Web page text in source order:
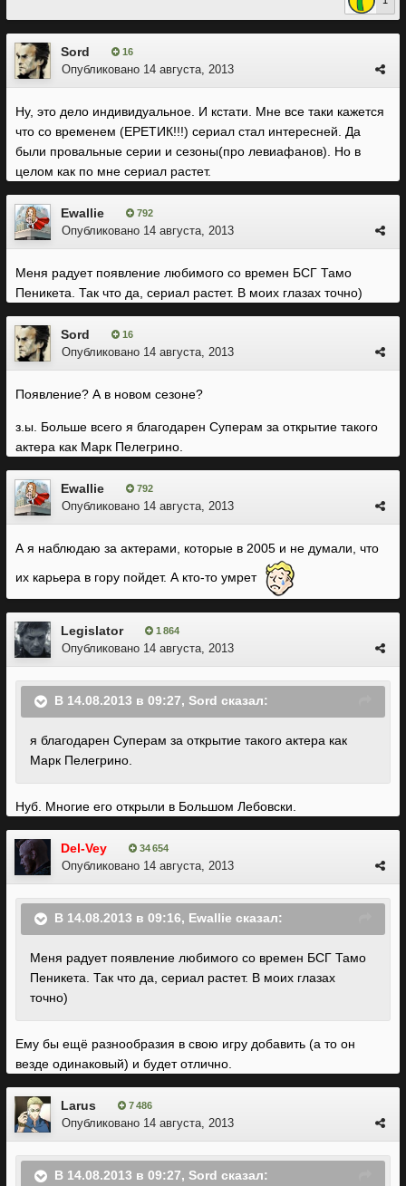
Sord 16
Опубликовано 14 августа, 2013
Ну, это дело индивидуальное. И кстати. Мне все таки кажется
что со временем (ЕРЕТИК!!!) сериал стал интересней. Да
были провальные серии и сезоны(про левиафанов). Но в
целом как по мне сериал растет.
Ewallie 792
Опубликовано 14 августа, 2013
Меня радует появление любимого со времен БСГ Тамо
Пеникета. Так что да, сериал растет. В моих глазах точно)
Sord 16
Опубликовано 14 августа, 2013
Появление? А в новом сезоне?
з.ы. Больше всего я благодарен Суперам за открытие такого
актера как Марк Пелегрино.
Ewallie 792
Опубликовано 14 августа, 2013
А я наблюдаю за актерами, которые в 2005 и не думали, что
их карьера в гору пойдет. А кто-то умрет
Legislator 1 864
Опубликовано 14 августа, 2013
В 14.08.2013 в 09:27, Sord сказал:
я благодарен Суперам за открытие такого актера как
Марк Пелегрино.
Нуб. Многие его открыли в Большом Лебовски.
Del-Vey 34 654
Опубликовано 14 августа, 2013
В 14.08.2013 в 09:16, Ewallie сказал:
Меня радует появление любимого со времен БСГ Тамо
Пеникета. Так что да, сериал растет. В моих глазах
точно)
Ему бы ещё разнообразия в свою игру добавить (а то он
везде одинаковый) и будет отлично.
Larus 7 486
Опубликовано 14 августа, 2013
В 14.08.2013 в 09:27, Sord сказал: